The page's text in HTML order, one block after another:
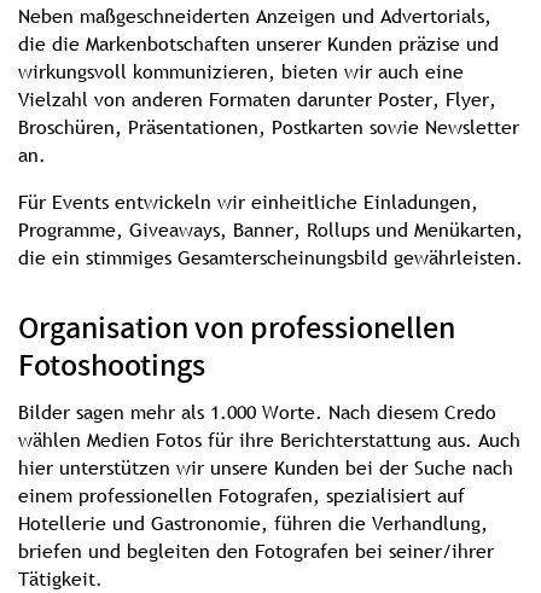
Neben maßgeschneiderten Anzeigen und Advertorials,
die die Markenbotschaften unserer Kunden präzise und
wirkungsvoll kommunizieren, bieten wir auch eine
Vielzahl von anderen Formaten darunter Poster, Flyer,
Broschüren, Präsentationen, Postkarten sowie Newsletter
an.
Für Events entwickeln wir einheitliche Einladungen,
Programme, Giveaways, Banner, Rollups und Menükarten,
die ein stimmiges Gesamterscheinungsbild gewährleisten.
Organisation von professionellen
Fotoshootings
Bilder sagen mehr als 1.000 Worte. Nach diesem Credo
wählen Medien Fotos für ihre Berichterstattung aus. Auch
hier unterstützen wir unsere Kunden bei der Suche nach
einem professionellen Fotografen, spezialisiert auf
Hotellerie und Gastronomie, führen die Verhandlung,
briefen und begleiten den Fotografen bei seiner/ihrer
Tätigkeit.